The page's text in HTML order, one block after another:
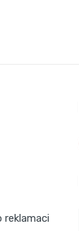
reklamaci